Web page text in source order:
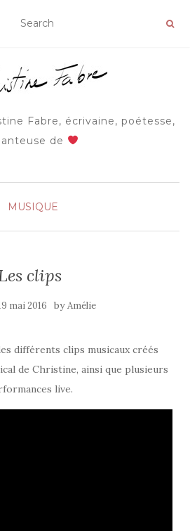
LA NAVIGATION
Fabre, écrivaine, poétesse,
de
MUSIQUE
clips
mai 2016 byAmélie
différents clips musicaux créés
de Christine, ainsi que plusieurs
live.